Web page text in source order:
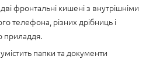
фронтальні кишені з внутрішніми
телефона, різних дрібниць і
приладдя.
папки та документи